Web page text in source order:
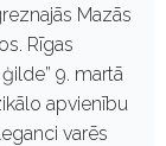
Mazās
Rīgas
9. martā
apvienību
varēs